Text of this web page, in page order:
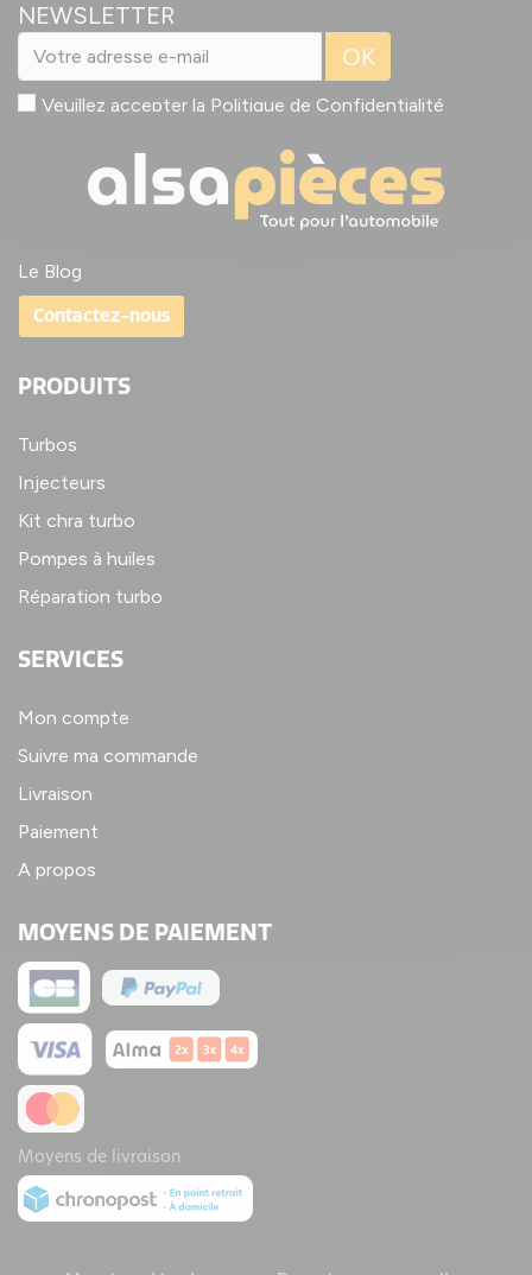
NEWSLETTER
OK
Veuillez accepter la Politique de Confidentialité
Le Blog
Contactez-nous
PRODUITS
Turbos
Injecteurs
Kit chra turbo
Pompes à huiles
Réparation turbo
SERVICES
Mon compte
Suivre ma commande
Livraison
Paiement
A propos
MOYENS DE PAIEMENT
Moyens de livraison